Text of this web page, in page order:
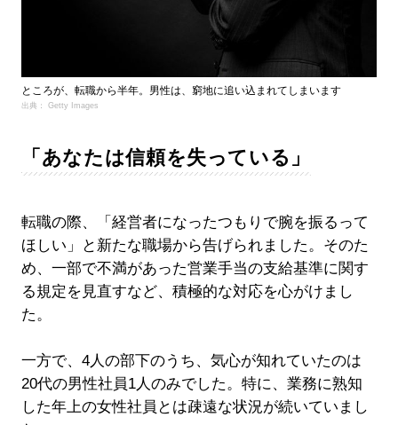
ところが、転職から半年。男性は、窮地に追い込まれてしまいます
出典： Getty Images
「あなたは信頼を失っている」
転職の際、「経営者になったつもりで腕を振るって
ほしい」と新たな職場から告げられました。そのた
め、一部で不満があった営業手当の支給基準に関す
る規定を見直すなど、積極的な対応を心がけまし
た。
一方で、4人の部下のうち、気心が知れていたのは
20代の男性社員1人のみでした。特に、業務に熟知
した年上の女性社員とは疎遠な状況が続いていまし